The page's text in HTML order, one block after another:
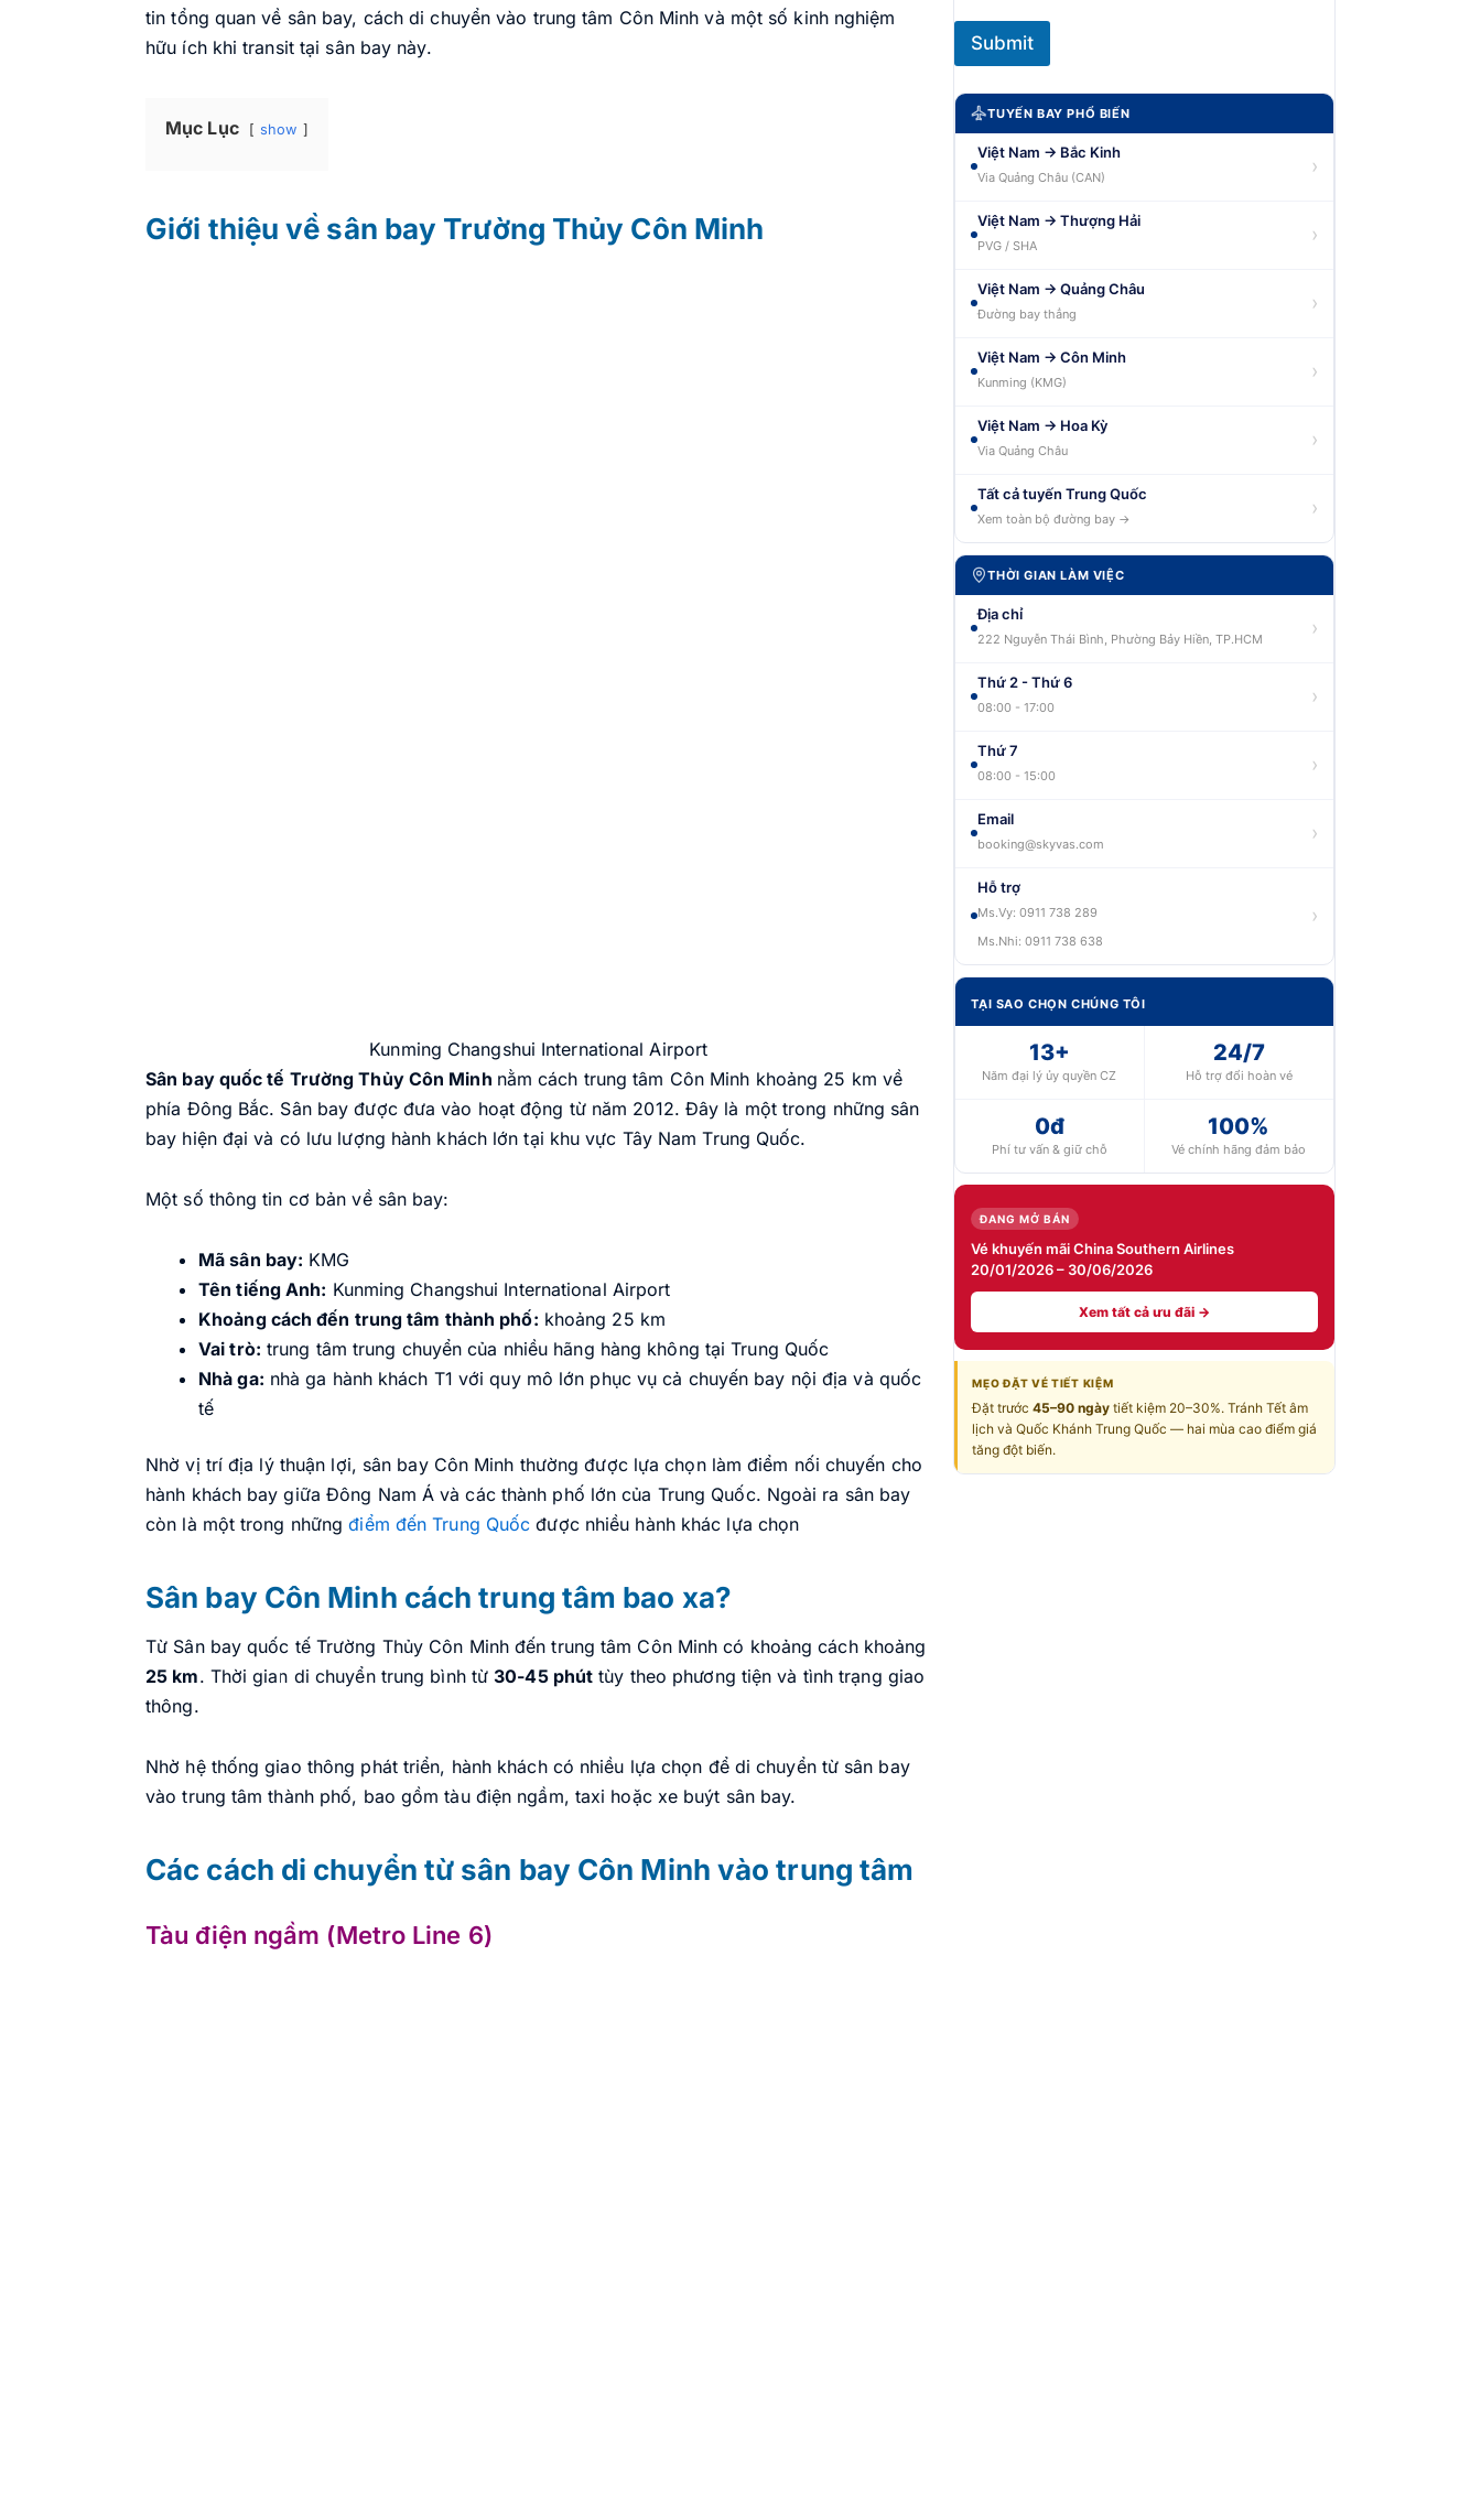
tin tổng quan về sân bay, cách di chuyển vào trung tâm Côn Minh và một số kinh nghiệm
hữu ích khi transit tại sân bay này.
Mục Lục show
Giới thiệu về sân bay Trường Thủy Côn Minh
Kunming Changshui International Airport
Sân bay quốc tế Trường Thủy Côn Minh nằm cách trung tâm Côn Minh khoảng 25 km về
phía Đông Bắc. Sân bay được đưa vào hoạt động từ năm 2012. Đây là một trong những sân
bay hiện đại và có lưu lượng hành khách lớn tại khu vực Tây Nam Trung Quốc.
Một số thông tin cơ bản về sân bay:
Mã sân bay: KMG
Tên tiếng Anh: Kunming Changshui International Airport
Khoảng cách đến trung tâm thành phố: khoảng 25 km
Vai trò: trung tâm trung chuyển của nhiều hãng hàng không tại Trung Quốc
Nhà ga: nhà ga hành khách T1 với quy mô lớn phục vụ cả chuyến bay nội địa và quốc
tế
Nhờ vị trí địa lý thuận lợi, sân bay Côn Minh thường được lựa chọn làm điểm nối chuyến cho
hành khách bay giữa Đông Nam Á và các thành phố lớn của Trung Quốc. Ngoài ra sân bay
còn là một trong nhữngđiểm đến Trung Quốc được nhiều hành khác lựa chọn
Sân bay Côn Minh cách trung tâm bao xa?
Từ Sân bay quốc tế Trường Thủy Côn Minh đến trung tâm Côn Minh có khoảng cách khoảng
25 km. Thời gian di chuyển trung bình từ30-45 phút tùy theo phương tiện và tình trạng giao
thông.
Nhờ hệ thống giao thông phát triển, hành khách có nhiều lựa chọn để di chuyển từ sân bay
vào trung tâm thành phố, bao gồm tàu điện ngầm, taxi hoặc xe buýt sân bay.
Các cách di chuyển từ sân bay Côn Minh vào trung tâm
Tàu điện ngầm (Metro Line 6)
Submit
TUYẾN BAY PHỔ BIẾN
Việt Nam → Bắc Kinh
Via Quảng Châu (CAN) ›
Việt Nam → Thượng Hải
PVG / SHA ›
Việt Nam → Quảng Châu
Đường bay thẳng ›
Việt Nam → Côn Minh
Kunming (KMG) ›
Việt Nam → Hoa Kỳ
Via Quảng Châu ›
Tất cả tuyến Trung Quốc
Xem toàn bộ đường bay → ›
THỜI GIAN LÀM VIỆC
Địa chỉ
222 Nguyễn Thái Bình, Phường Bảy Hiền, TP.HCM ›
Thứ 2 - Thứ 6
08:00 - 17:00 ›
Thứ 7
08:00 - 15:00 ›
Email
booking@skyvas.com ›
Hỗ trợ
Ms.Vy: 0911 738 289
Ms.Nhi: 0911 738 638
›
TẠI SAO CHỌN CHÚNG TÔI
13+
Năm đại lý ủy quyền CZ
24/7
Hỗ trợ đổi hoàn vé
0đ
Phí tư vấn & giữ chỗ
100%
Vé chính hãng đảm bảo
ĐANG MỞ BÁN
Vé khuyến mãi China Southern Airlines
20/01/2026 – 30/06/2026
Xem tất cả ưu đãi →
MẸO ĐẶT VÉ TIẾT KIỆM
Đặt trước45–90 ngày tiết kiệm 20–30%. Tránh Tết âm
lịch và Quốc Khánh Trung Quốc — hai mùa cao điểm giá
tăng đột biến.